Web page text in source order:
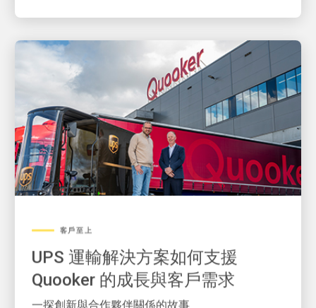
UPS 運輸解決方案如何支援
Quooker 的成長與客戶需求
一探創新與合作夥伴關係的故事